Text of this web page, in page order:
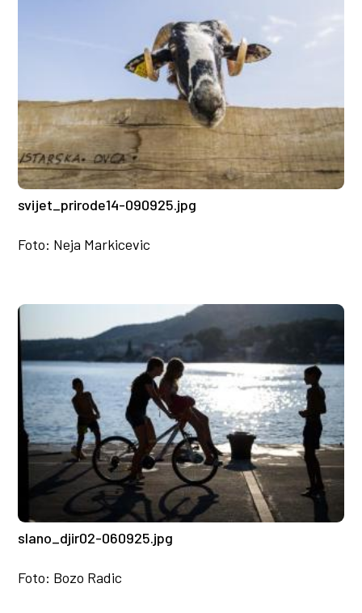
svijet_prirode14-090925.jpg
Foto: Neja Markicevic
slano_djir02-060925.jpg
Foto: Bozo Radic